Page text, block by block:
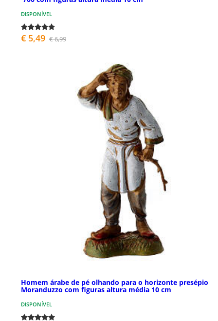
DISPONÍVEL
€ 5,49 € 6,99
Homem árabe de pé olhando para o horizonte presépio
Moranduzzo com figuras altura média 10 cm
DISPONÍVEL